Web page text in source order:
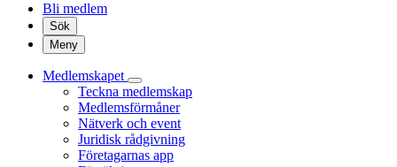
Bli medlem
Sök
Meny
Medlemskapet
Teckna medlemskap
Medlemsförmåner
Nätverk och event
Juridisk rådgivning
Företagarnas app